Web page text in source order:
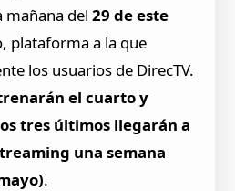
mañana del29 de este
plataforma a la que
los usuarios de DirecTV.
el cuarto y
tres últimos llegarán a
una semana
.